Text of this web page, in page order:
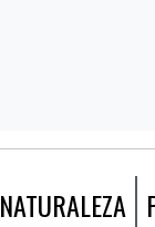
NATURALEZA